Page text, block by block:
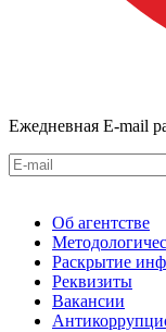
Ежедневная E-mail
Об агентстве
Раскрытие
Реквизиты
Вакансии